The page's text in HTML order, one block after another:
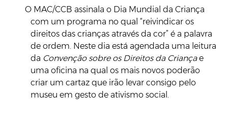
O MAC/CCB assinala o Dia Mundial da Criança
com um programa no qual “reivindicar os
direitos das crianças através da cor” é a palavra
de ordem. Neste dia está agendada uma leitura
da Convenção sobre os Direitos da Criançae
uma oficina na qual os mais novos poderão
criar um cartaz que irão levar consigo pelo
museu em gesto de ativismo social.